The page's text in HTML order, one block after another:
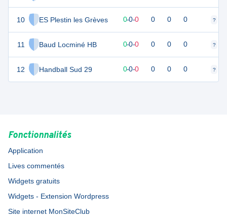
10 ES Plestin les Grèves
11 Baud Locminé HB
12 Handball Sud 29
0 0 0-0-0 0 0 0 ?
0 0-0-0 0 0 0 ?
0 0-0-0 0 0 0 ?
Fonctionnalités
Application
Lives commentés
Widgets gratuits
Widgets - Extension Wordpress
Site internet MonSiteClub